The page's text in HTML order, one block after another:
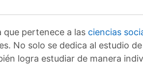
que pertenece a las ciencias
No solo se dedica al estudio
logra estudiar de manera